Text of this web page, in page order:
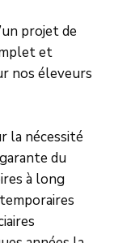
projet de
et
nos éleveurs
la nécessité
du
à long